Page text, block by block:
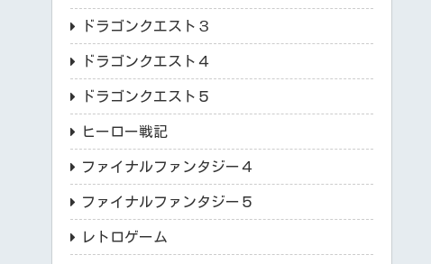
ドラゴンクエスト３
ドラゴンクエスト４
ドラゴンクエスト５
ヒーロー戦記
ファイナルファンタジー４
ファイナルファンタジー５
レトロゲーム